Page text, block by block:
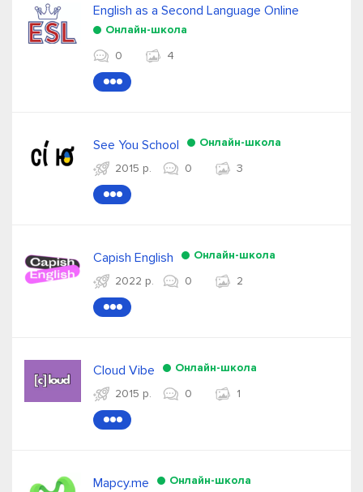
English as a Second Language Online
Онлайн-школа
0
4
●●●
See You School
Онлайн-школа
2015 р.
0 3
●●●
Capish English
Онлайн-школа
2022 р.
0 2
●●●
Cloud Vibe
Онлайн-школа
2015 р.
0 1
●●●
Mapcy.me
Онлайн-школа